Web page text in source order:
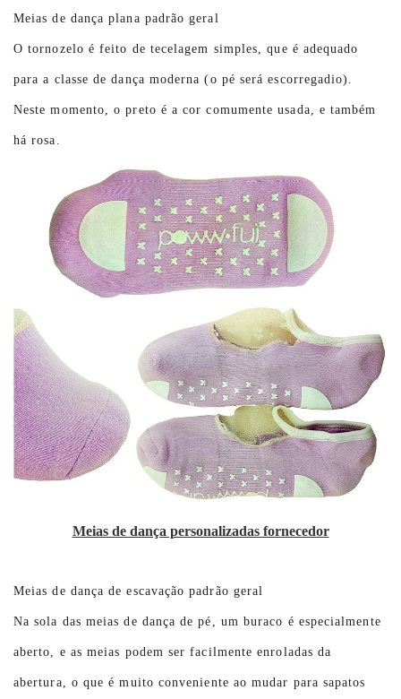
Meias de dança plana padrão geral
O tornozelo é feito de tecelagem simples, que é adequado
para a classe de dança moderna (o pé será escorregadio).
Neste momento, o preto é a cor comumente usada, e também
há rosa.
Meias de dança personalizadas fornecedor
Meias de dança de escavação padrão geral
Na sola das meias de dança de pé, um buraco é especialmente
aberto, e as meias podem ser facilmente enroladas da
abertura, o que é muito conveniente ao mudar para sapatos